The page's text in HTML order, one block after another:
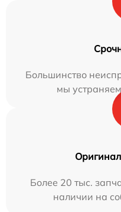
Большинство
мы
Более 20 тыс.
наличии на